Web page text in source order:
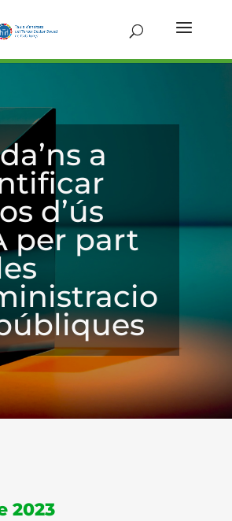
a
d’ús
per part
2023